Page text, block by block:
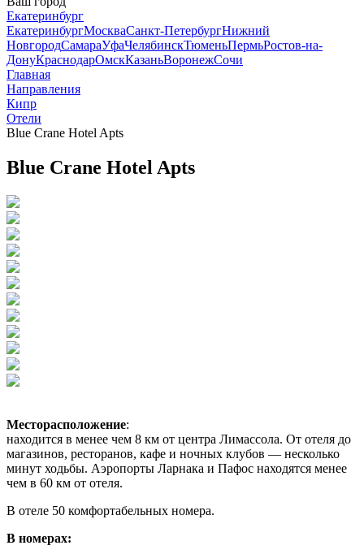
Екатеринбург
ЕкатеринбургМоскваСанкт-ПетербургНижний
НовгородСамараУфаЧелябинскТюменьПермьРостов-на-
ДонуКраснодарОмскКазаньВоронежСочи
Главная
Направления
Кипр
Отели
Blue Crane Hotel Apts
Blue Crane Hotel Apts
Месторасположение:
находится в менее чем 8 км от центра Лимассола. От отеля до
магазинов, ресторанов, кафе и ночных клубов — несколько
минут ходьбы. Аэропорты Ларнака и Пафос находятся менее
чем в 60 км от отеля.
В отеле 50 комфортабельных номера.
В номерах: